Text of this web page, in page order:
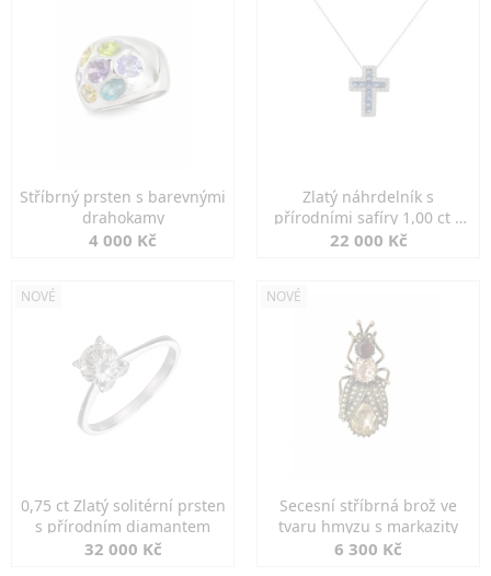
Stříbrný prsten s barevnými
drahokamy
4 000 Kč
Zlatý náhrdelník s
přírodními safíry 1,00 ct a
diamanty
22 000 Kč
NOVÉ
0,75 ct Zlatý solitérní prsten
s přírodním diamantem
32 000 Kč
NOVÉ
Secesní stříbrná brož ve
tvaru hmyzu s markazity
6 300 Kč